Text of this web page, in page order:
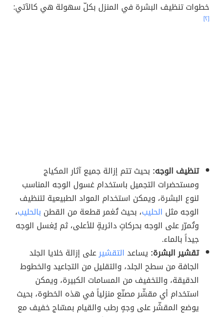
خطوات تنظيف البشرة في المنزل بكلّ سهولة هي كالآتي:
[٢]
تنظيف الوجه: بحيث تتم إزالة جميع آثار المكياج
ومستحضرات التجميل باستخدام غسول الوجه المناسب
لنوع البشرة، ويمكن استخدام المواد الطبيعية لتنظيف
الوجه مثل الحليب، بحيث تُغمر قطعة من القطن بالحليب،
وتُمرّر على الوجه بحركاتٍ دائريةٍ للأعلى، ثم يُغسل الوجه
جيداً بالماء.
تقشير البشرة: يساعد التقشيرعلى إزالة خلايا الجلد
الجافة من سطح الجلد، والتقليل من التجاعيد والخطوط
الدقيقة، والتخفيف من المسامات الكبيرة، ويمكن
استخدام أي مقشّر مصنّع منزلياً في هذه الخطوة، بحيث
يوضع المقشّر على وجهٍ رطب والقيام بمسّاج خفيف مع